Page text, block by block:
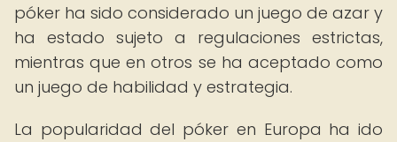
póker ha sido considerado un juego de azar y
ha estado sujeto a regulaciones estrictas,
mientras que en otros se ha aceptado como
un juego de habilidad y estrategia.
La popularidad del póker en Europa ha ido